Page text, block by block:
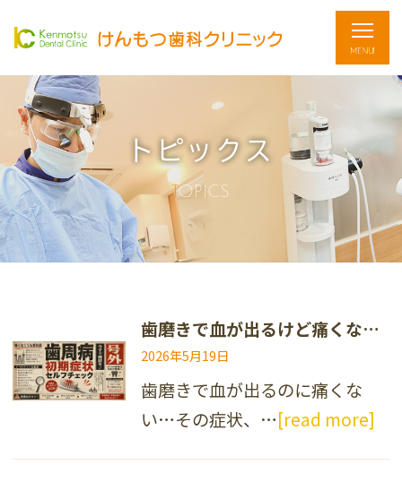
トピックス
TOPICS
歯磨きで血が出るけど痛くない…これって歯周病？初期症状セルフチェック
2026年5月19日
歯磨きで血が出るのに痛くな
い…その症状、…[read more]